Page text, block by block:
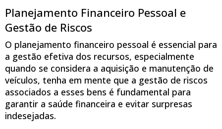
Planejamento Financeiro Pessoal e
Gestão de Riscos
O planejamento financeiro pessoal é essencial para
a gestão efetiva dos recursos, especialmente
quando se considera a aquisição e manutenção de
veículos, tenha em mente que a gestão de riscos
associados a esses bens é fundamental para
garantir a saúde financeira e evitar surpresas
indesejadas.